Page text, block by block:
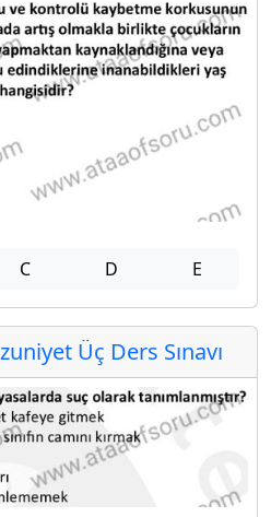
C D E
Üç Ders Sınavı